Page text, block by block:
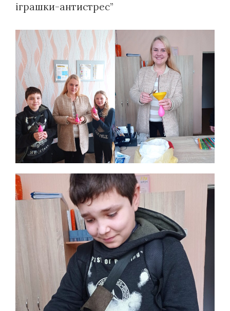
іграшки-антистрес”